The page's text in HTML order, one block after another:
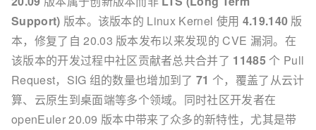
Support) 版本。该版本的 Linux Kernel 使用 4.19.140 版
本，修复了自 20.03 版本发布以来发现的 CVE 漏洞。在
该版本的开发过程中社区贡献者总共合并了 11485 个 Pull
Request，SIG 组的数量也增加到了 71 个，覆盖了从云计
算、云原生到桌面端等多个领域。同时社区开发者在
openEuler 20.09 版本中带来了众多的新特性，尤其是带